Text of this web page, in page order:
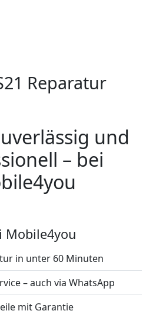
Reparatur
und
– bei
Mobile4you
in unter 60 Minuten
– auch via WhatsApp
mit Garantie